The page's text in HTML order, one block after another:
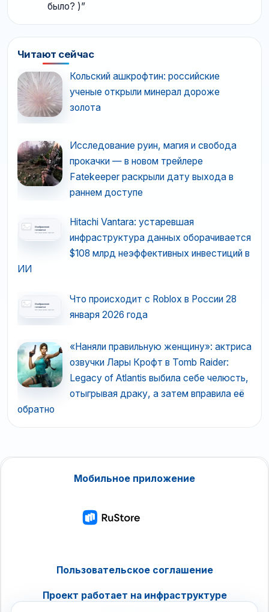
было? )”
Читают сейчас
Кольский ашкрофтин: российские
ученые открыли минерал дороже
золота
Исследование руин, магия и свобода
прокачки — в новом трейлере
Fatekeeper раскрыли дату выхода в
раннем доступе
Hitachi Vantara: устаревшая
инфраструктура данных оборачивается
$108 млрд неэффективных инвестиций в
ИИ
Что происходит с Roblox в России 28
января 2026 года
«Наняли правильную женщину»: актриса
озвучки Лары Крофт в Tomb Raider:
Legacy of Atlantis выбила себе челюсть,
отыгрывая драку, а затем вправила её
обратно
Мобильное приложение
Пользовательское соглашение
Проект работает на инфраструктуре